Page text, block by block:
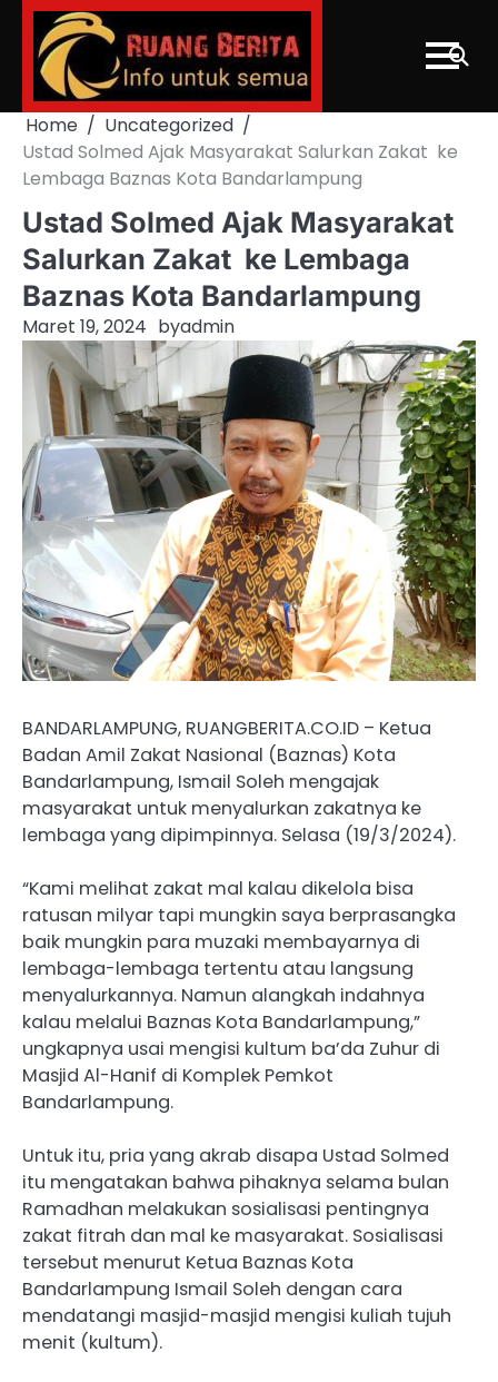
Skip
content
Home
Uncategorized
Ustad Solmed Ajak Masyarakat Salurkan Zakat ke
Lembaga Baznas Kota Bandarlampung
Ustad Solmed Ajak Masyarakat
Salurkan Zakat ke Lembaga
Baznas Kota Bandarlampung
Maret 19, 2024 byadmin
BANDARLAMPUNG, RUANGBERITA.CO.ID – Ketua
Badan Amil Zakat Nasional (Baznas) Kota
Bandarlampung, Ismail Soleh mengajak
masyarakat untuk menyalurkan zakatnya ke
lembaga yang dipimpinnya. Selasa (19/3/2024).
“Kami melihat zakat mal kalau dikelola bisa
ratusan milyar tapi mungkin saya berprasangka
baik mungkin para muzaki membayarnya di
lembaga-lembaga tertentu atau langsung
menyalurkannya. Namun alangkah indahnya
kalau melalui Baznas Kota Bandarlampung,”
ungkapnya usai mengisi kultum ba’da Zuhur di
Masjid Al-Hanif di Komplek Pemkot
Bandarlampung.
Untuk itu, pria yang akrab disapa Ustad Solmed
itu mengatakan bahwa pihaknya selama bulan
Ramadhan melakukan sosialisasi pentingnya
zakat fitrah dan mal ke masyarakat. Sosialisasi
tersebut menurut Ketua Baznas Kota
Bandarlampung Ismail Soleh dengan cara
mendatangi masjid-masjid mengisi kuliah tujuh
menit (kultum).